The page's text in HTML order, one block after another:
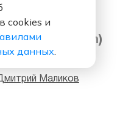
бесплатно
Моя
(Album)
Маликов
cookies и
данных.